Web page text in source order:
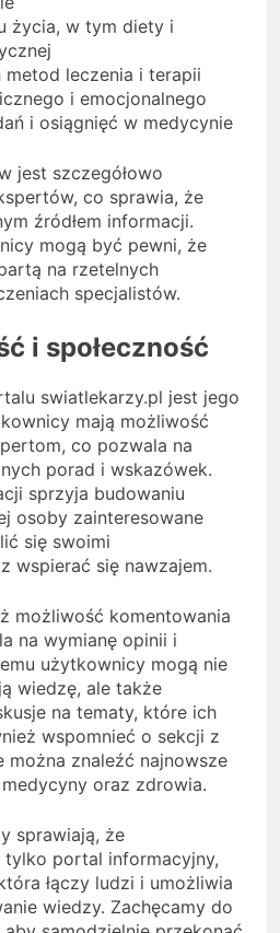
życia, w tym diety i
metod leczenia i terapii
i emocjonalnego
i osiągnięć w medycynie
jest szczegółowo
co sprawia, że
źródłem informacji.
mogą być pewni, że
na rzetelnych
specjalistów.
i społeczność
swiatlekarzy.pl jest jego
mają możliwość
co pozwala na
porad i wskazówek.
sprzyja budowaniu
osoby zainteresowane
się swoimi
wspierać się nawzajem.
możliwość komentowania
na wymianę opinii i
użytkownicy mogą nie
wiedzę, ale także
na tematy, które ich
wspomnieć o sekcji z
można znaleźć najnowsze
oraz zdrowia.
sprawiają, że
portal informacyjny,
łączy ludzi i umożliwia
wiedzy. Zachęcamy do